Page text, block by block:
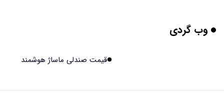
واضح‌ترین تصاویر تاریخ از سطح خورشید؛ رصد مستقیم موتور
محرک طوفان‌های فضایی/ ویدئویی از قلب منظومه شمسی و
وب گردی
قیمت صندلی ماساژ هوشمند